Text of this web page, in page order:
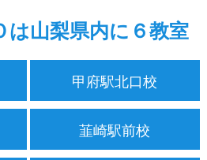
は山梨県内に６教室
甲府駅北口校
韮崎駅前校